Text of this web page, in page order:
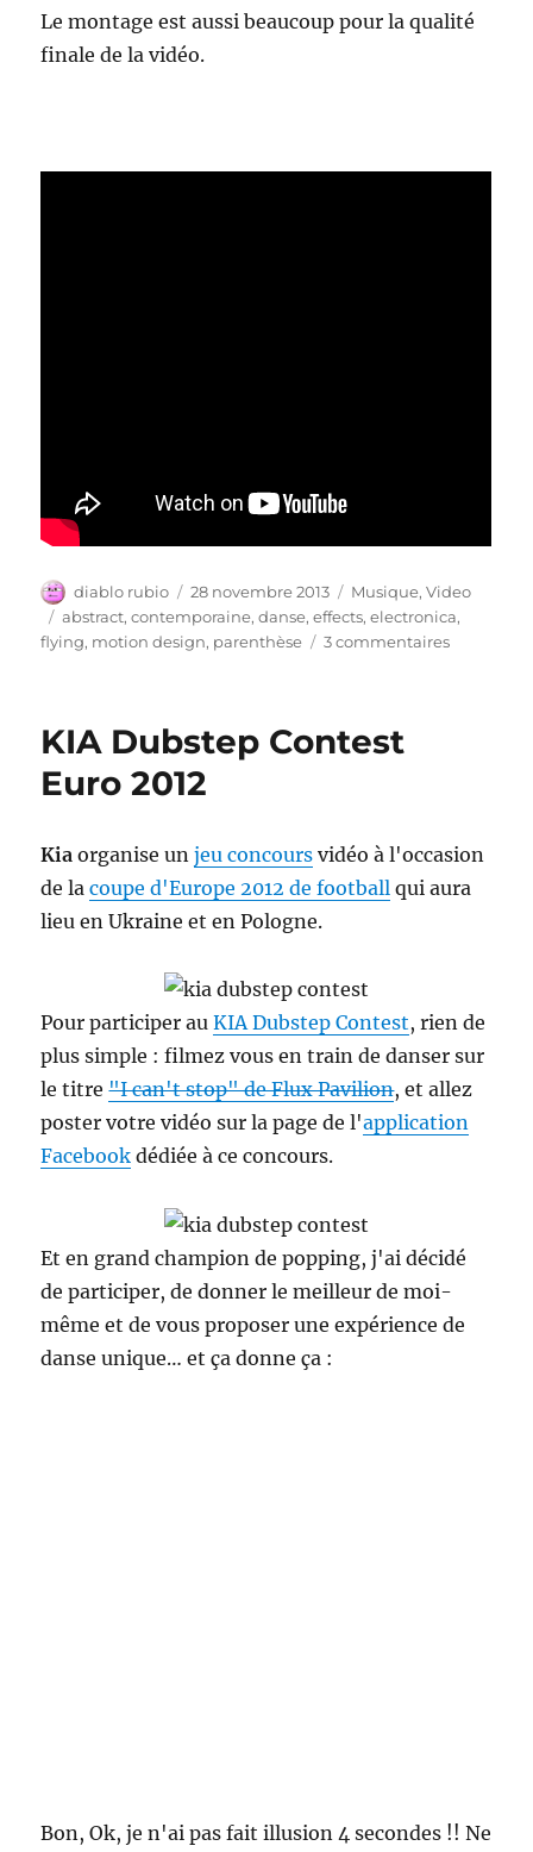
Le montage est aussi beaucoup pour la qualité
finale de la vidéo.
Auteur
diablo rubio
Publié
le
28 novembre 2013 Catégories
Musique,Video
Étiquettes
abstract,contemporaine,danse,effects,electronica,
flying, motion design, parenthèse 3 commentairessur
KIA Dubstep Contest
Euro 2012
Kia organise unjeu concours vidéo à l'occasion
de lacoupe d'Europe 2012 de football qui aura
lieu en Ukraine et en Pologne.
Pour participer auKIA Dubstep Contest, rien de
plus simple : filmez vous en train de danser sur
le titre"I can't stop" de Flux Pavilion, et allez
poster votre vidéo sur la page de l'application
Facebook dédiée à ce concours.
Et en grand champion de popping, j'ai décidé
de participer, de donner le meilleur de moi-
même et de vous proposer une expérience de
danse unique… et ça donne ça :
Bon, Ok, je n'ai pas fait illusion 4 secondes !! Ne